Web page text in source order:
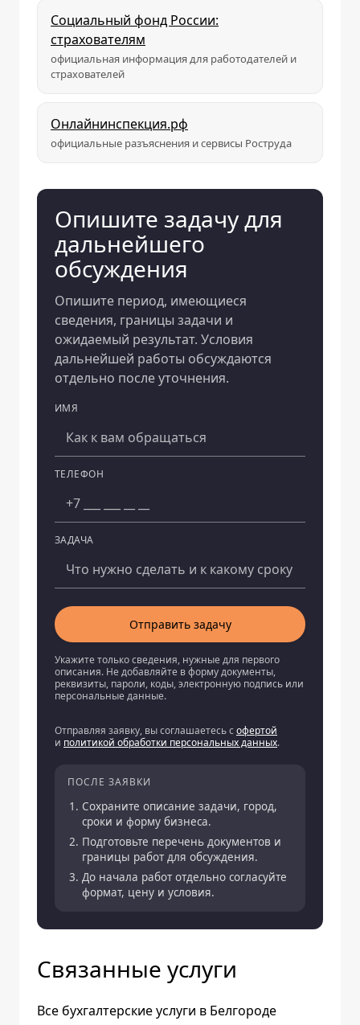
Социальный фонд России:
страхователям
официальная информация для работодателей и
страхователей
Онлайнинспекция.рф
официальные разъяснения и сервисы Роструда
Опишите задачу для
дальнейшего
обсуждения
Опишите период, имеющиеся
сведения, границы задачи и
ожидаемый результат. Условия
дальнейшей работы обсуждаются
отдельно после уточнения.
ИМЯ
ТЕЛЕФОН
ЗАДАЧА
Компания
Отправить задачу
Укажите только сведения, нужные для первого
описания. Не добавляйте в форму документы,
реквизиты, пароли, коды, электронную подпись или
персональные данные.
Отправляя заявку, вы соглашаетесь софертой
и политикой обработки персональных данных.
ПОСЛЕ ЗАЯВКИ
Сохраните описание задачи, город,
сроки и форму бизнеса.
Подготовьте перечень документов и
границы работ для обсуждения.
До начала работ отдельно согласуйте
формат, цену и условия.
Связанные услуги
Все бухгалтерские услуги в Белгороде